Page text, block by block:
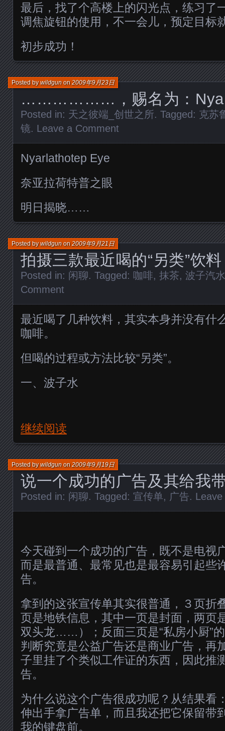
最后，找了个高楼上的闪光点，练习了
调焦旋钮的使用，不一会儿，预定目标
初步成功！
………………，赐名为：
Posted bywildgunon2009年9月23日
Posted in: 天之彼端_创世之所. Tagged: 克苏
镜. Leave a Comment
Nyarlathotep Eye
奈亚拉荷特普之眼
明日揭晓……
拍摄三款最近喝的“另类”饮料
Posted bywildgunon2009年9月21日
Posted in: 闲聊. Tagged: 咖啡, 抹茶, 波子汽水
Comment
最近喝了几种饮料，其实本身并没有什
咖啡。
但喝的过程或方法比较“另类”。
一、波子水
继续阅读
说一个成功的广告及其给我
Posted bywildgunon2009年9月19日
Posted in: 闲聊. Tagged: 宣传单, 广告.
今天碰到一个成功的广告，既不是电视
而是最普通、最常见也是最容易引起些
告。
拿到的这张宣传单其实很普通，３页折
页是地铁信息，其中一页是封面，两页
双头龙……）；反面三页是“私房小厨”
判断究竟是公益广告还是商业广告，再
子里挂了个类似工作证的东西，因此推
告。
为什么说这个广告很成功呢？从结果看
伸出手拿广告单，而且我还把它保留带
我的键盘前。